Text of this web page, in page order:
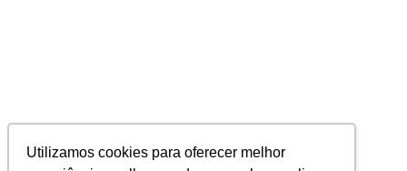
Utilizamos cookies para oferecer melhor